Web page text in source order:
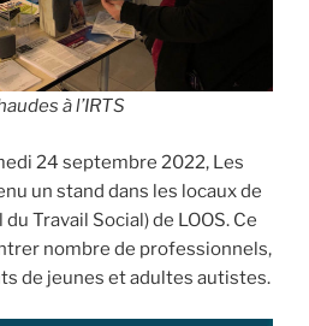
à l’IRTS
24 septembre 2022, Les
un stand dans les locaux de
Travail Social) de LOOS. Ce
nombre de professionnels,
de jeunes et adultes autistes.